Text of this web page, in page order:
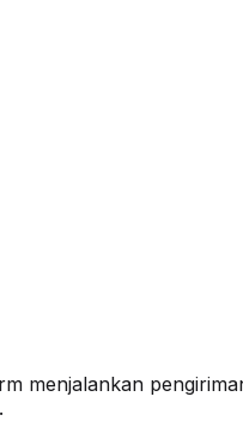
menjalankan